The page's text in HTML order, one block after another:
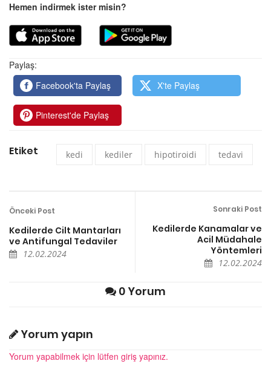
Hemen indirmek ister misin?
Paylaş:
Facebook'ta Paylaş
X'te Paylaş
Pinterest'de Paylaş
Etiket kedi kediler hipotiroidi tedavi
Önceki Post
Kedilerde Cilt Mantarları
ve Antifungal Tedaviler
12.02.2024
Sonraki Post
Kedilerde Kanamalar ve
Acil Müdahale
Yöntemleri
12.02.2024
0 Yorum
Yorum yapın
Yorum yapabilmek için lütfen giriş yapınız.